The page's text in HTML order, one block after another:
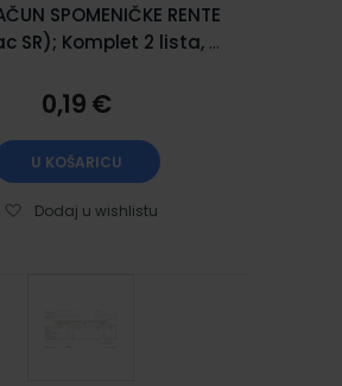
SPOMENIČKE RENTE
SR); Komplet 2 lista, 21
0,19 €
U KOŠARICU
Dodaj u wishlistu